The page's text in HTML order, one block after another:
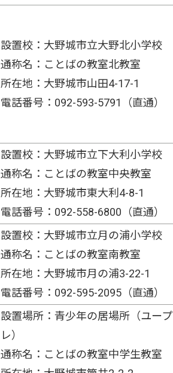
設置校：大野城市立大野北小学校
通称名：ことばの教室北教室
所在地：大野城市山田4-17-1
電話番号：092-593-5791（直通）
設置校：大野城市立下大利小学校
通称名：ことばの教室中央教室
所在地：大野城市東大利4-8-1
電話番号：092-558-6800（直通）
設置校：大野城市立月の浦小学校
通称名：ことばの教室南教室
所在地：大野城市月の浦3-22-1
電話番号：092-595-2095（直通）
設置場所：青少年の居場所（ユープ
レ）
通称名：ことばの教室中学生教室